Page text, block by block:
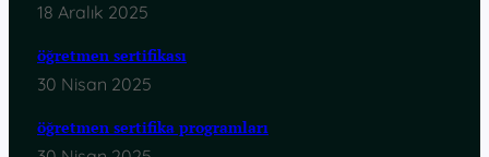
18 Aralık 2025
öğretmen sertifikası
30 Nisan 2025
öğretmen sertifika programları